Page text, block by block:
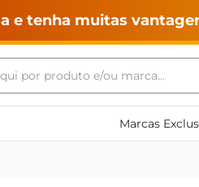
e tenha muitas
por produto e/ou marca...
Marcas
buscados
lavar